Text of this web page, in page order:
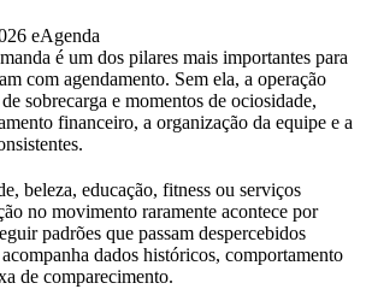
eAgenda
é um dos pilares mais importantes para
com agendamento. Sem ela, a operação
sobrecarga e momentos de ociosidade,
financeiro, a organização da equipe e a
beleza, educação, fitness ou serviços
no movimento raramente acontece por
padrões que passam despercebidos
dados históricos, comportamento
de comparecimento.